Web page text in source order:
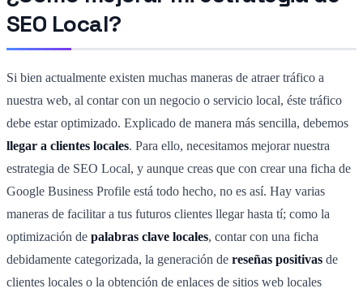
SEO Local?
Si bien actualmente existen muchas maneras de atraer tráfico a
nuestra web, al contar con un negocio o servicio local, éste tráfico
debe estar optimizado. Explicado de manera más sencilla, debemos
llegar a clientes locales. Para ello, necesitamos mejorar nuestra
estrategia de SEO Local, y aunque creas que con crear una ficha de
Google Business Profile está todo hecho, no es así. Hay varias
maneras de facilitar a tus futuros clientes llegar hasta tí; como la
optimización de palabras clave locales, contar con una ficha
debidamente categorizada, la generación de reseñas positivas de
clientes locales o la obtención de enlaces de sitios web locales